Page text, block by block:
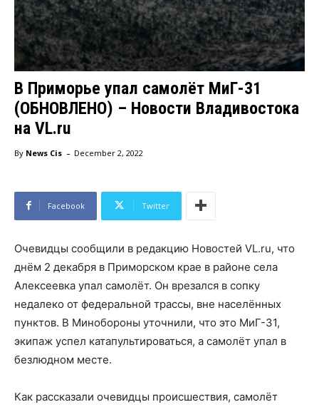
В Приморье упал самолёт МиГ-31
(ОБНОВЛЕНО) – Новости Владивостока
на VL.ru
By News Cis - December 2, 2022
Facebook Twitter
Очевидцы сообщили в редакцию Новостей VL.ru, что
днём 2 декабря в Приморском крае в районе села
Алексеевка упал самолёт. Он врезался в сопку
недалеко от федеральной трассы, вне населённых
пунктов. В Минобороны уточнили, что это МиГ-31,
экипаж успел катапультироваться, а самолёт упал в
безлюдном месте.
Как рассказали очевидцы происшествия, самолёт